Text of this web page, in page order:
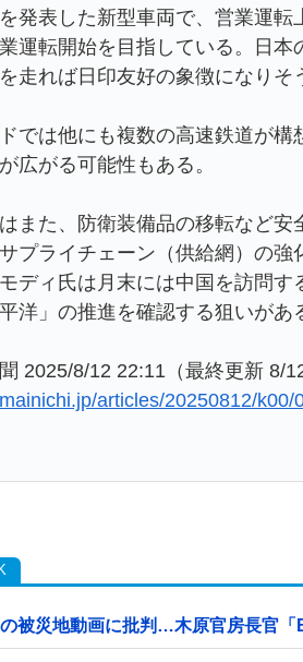
発表した新型車両で、営業運
運転開始を目指している。日
走れば日印友好の象徴になりそ
では他にも複数の高速鉄道が構
広がる可能性もある。
また、防衛装備品の移転など安
プライチェーン（供給網）の
ディ氏は月末には中国を訪問
洋」の推進を確認する狙いがあ
2025/8/12 22:11（最終更新 8/
articles/20250812/k00/
被災地動画に批判…木原官房長官「